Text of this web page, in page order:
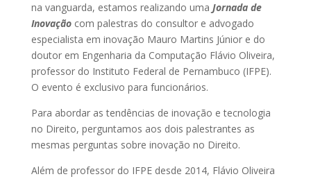
na vanguarda, estamos realizando uma Jornada de
Inovaçãocom palestras do consultor e advogado
especialista em inovação Mauro Martins Júnior e do
doutor em Engenharia da Computação Flávio Oliveira,
professor do Instituto Federal de Pernambuco (IFPE).
O evento é exclusivo para funcionários.
Para abordar as tendências de inovação e tecnologia
no Direito, perguntamos aos dois palestrantes as
mesmas perguntas sobre inovação no Direito.
Além de professor do IFPE desde 2014, Flávio Oliveira